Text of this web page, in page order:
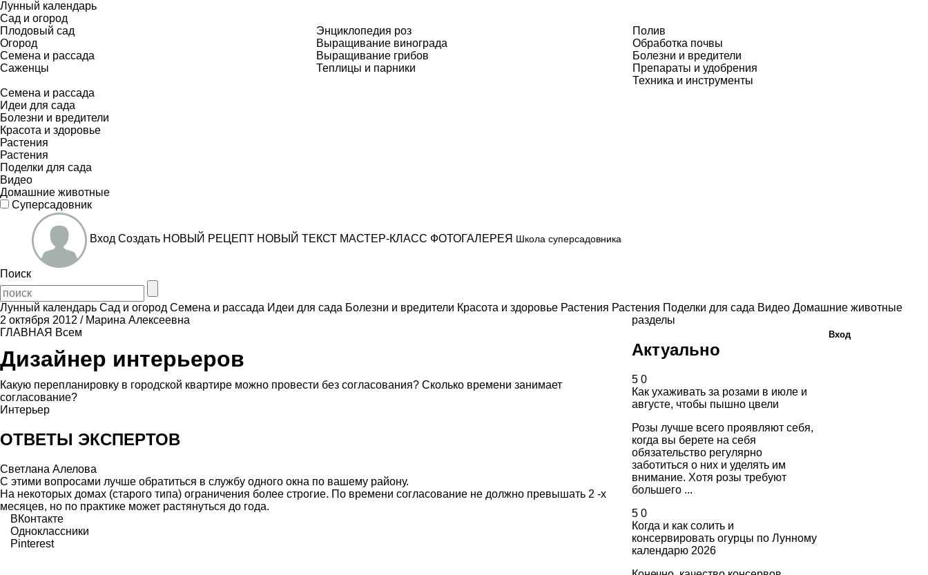
Лунный календарь
Сад и огород
Плодовый сад
Огород
Семена и рассада
Саженцы
Энциклопедия роз
Выращивание винограда
Выращивание грибов
Теплицы и парники
Полив
Обработка почвы
Болезни и вредители
Препараты и удобрения
Техника и инструменты
Семена и рассада
Идеи для сада
Болезни и вредители
Красота и здоровье
Растения
Растения
Поделки для сада
Видео
Домашние животные
Суперсадовник
Вход Создать НОВЫЙ РЕЦЕПТ НОВЫЙ ТЕКСТ МАСТЕР-КЛАСС ФОТОГАЛЕРЕЯ Школа суперсадовника
Поиск
Лунный календарь Сад и огород Семена и рассада Идеи для сада Болезни и вредители Красота и здоровье Растения Растения Поделки для сада Видео Домашние животные
2 октября 2012 / Марина Алексеевна
ГЛАВНАЯ Всем
Дизайнер интерьеров
Какую перепланировку в городской квартире можно провести без согласования? Сколько времени занимает
согласование?
Интерьер
ОТВЕТЫ ЭКСПЕРТОВ
Светлана Алелова
С этими вопросами лучше обратиться в службу одного окна по вашему району.
На некоторых домах (старого типа) ограничения более строгие. По времени согласование не должно превышать 2 -х
месяцев, но по практике может растянуться до года.
ВКонтакте
Одноклассники
Pinterest
разделы
Актуально
5 0
Как ухаживать за розами в июле и
августе, чтобы пышно цвели
Розы лучше всего проявляют себя,
когда вы берете на себя
обязательство регулярно
заботиться о них и уделять им
внимание. Хотя розы требуют
большего ...
5 0
Когда и как солить и
консервировать огурцы по Лунному
календарю 2026
Вход